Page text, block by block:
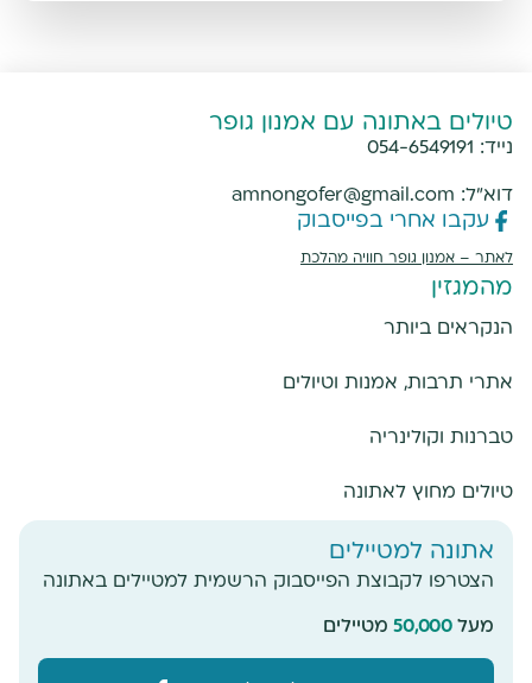
טיולים באתונה עם אמנון גופר
נייד: 054-6549191
דוא"ל: amnongofer@gmail.com
עקבו אחרי בפייסבוק
לאתר – אמנון גופר חוויה מהלכת
מהמגזין
הנקראים ביותר
אתרי תרבות, אמנות וטיולים
טברנות וקולינריה
טיולים מחוץ לאתונה
אתונה למטיילים
הצטרפו לקבוצת הפייסבוק הרשמית למטיילים באתונה
מעל 50,000 מטיילים
מעוניינים להזמין סיור באתונה? שלחו הודעה
ואשמח לעזור